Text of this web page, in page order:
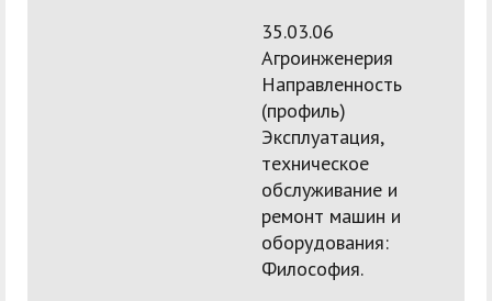
35.03.06
Агроинженерия
Направленность
(профиль)
Эксплуатация,
техническое
обслуживание и
ремонт машин и
оборудования:
Философия.